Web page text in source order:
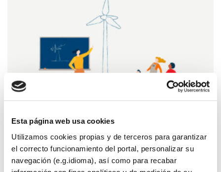
Esta página web usa cookies
Utilizamos cookies propias y de terceros para garantizar
el correcto funcionamiento del portal, personalizar su
navegación (e.g.idioma), así como para recabar
Nou portal educatiu a l’Argentina